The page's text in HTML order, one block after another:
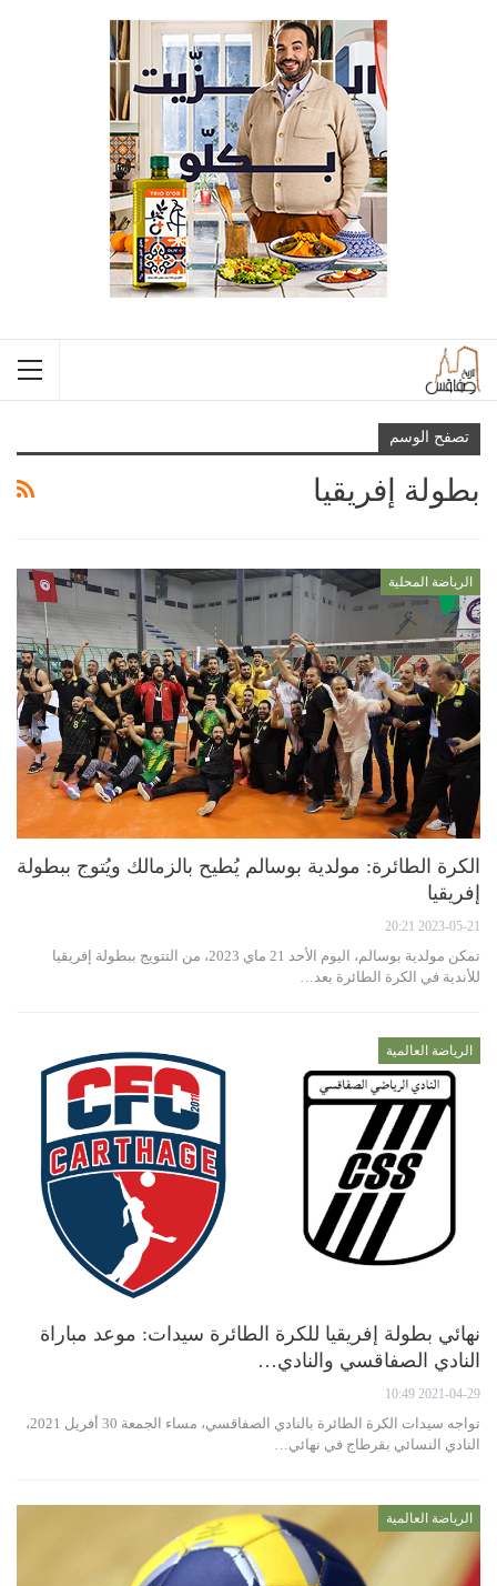
تصفح الوسم
بطولة إفريقيا
الرياضة المحلية
الكرة الطائرة: مولدية بوسالم يُطيح بالزمالك ويُتوج ببطولة
إفريقيا
2023-05-21 20:21
تمكن مولدية بوسالم، اليوم الأحد 21 ماي 2023، من التتويج ببطولة إفريقيا
للأندية في الكرة الطائرة بعد…
الرياضة العالمية
نهائي بطولة إفريقيا للكرة الطائرة سيدات: موعد مباراة
النادي الصفاقسي والنادي…
2021-04-29 10:49
تواجه سيدات الكرة الطائرة بالنادي الصفاقسي، مساء الجمعة 30 أفريل 2021،
النادي النسائي بقرطاج في نهائي…
الرياضة العالمية